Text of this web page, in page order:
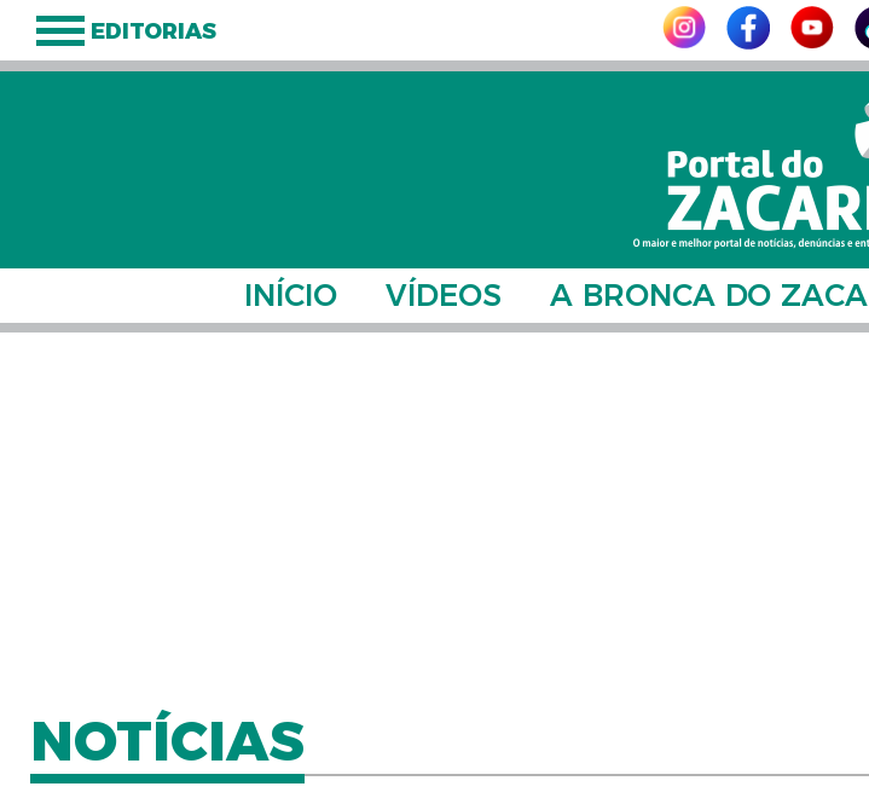
EDITORIAS
INÍCIO VÍDEOS A BRONCA DO ZACA
NOTÍCIAS